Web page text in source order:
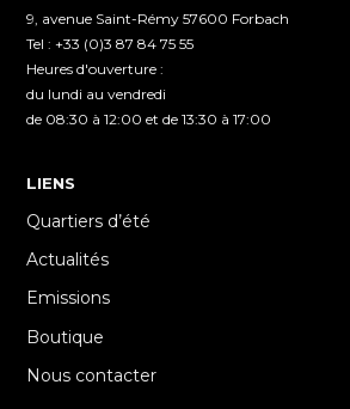
9, avenue Saint-Rémy 57600 Forbach
Tel : +33 (0)3 87 84 75 55
Heures d'ouverture :
du lundi au vendredi
de 08:30 à 12:00 et de 13:30 à 17:00
LIENS
Quartiers d’été
Actualités
Emissions
Boutique
Nous contacter